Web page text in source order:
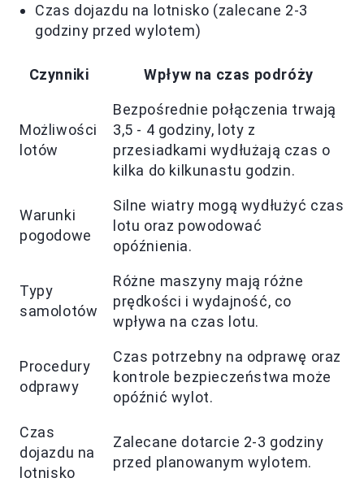
Czas dojazdu na lotnisko (zalecane 2-3
godziny przed wylotem)
Czynniki Wpływ na czas podróży
Możliwości
lotów
Bezpośrednie połączenia trwają
3,5 - 4 godziny, loty z
przesiadkami wydłużają czas o
kilka do kilkunastu godzin.
Warunki
pogodowe
Silne wiatry mogą wydłużyć czas
lotu oraz powodować
opóźnienia.
Typy
samolotów
Różne maszyny mają różne
prędkości i wydajność, co
wpływa na czas lotu.
Procedury
odprawy
Czas potrzebny na odprawę oraz
kontrole bezpieczeństwa może
opóźnić wylot.
Czas
dojazdu na
lotnisko
Zalecane dotarcie 2-3 godziny
przed planowanym wylotem.